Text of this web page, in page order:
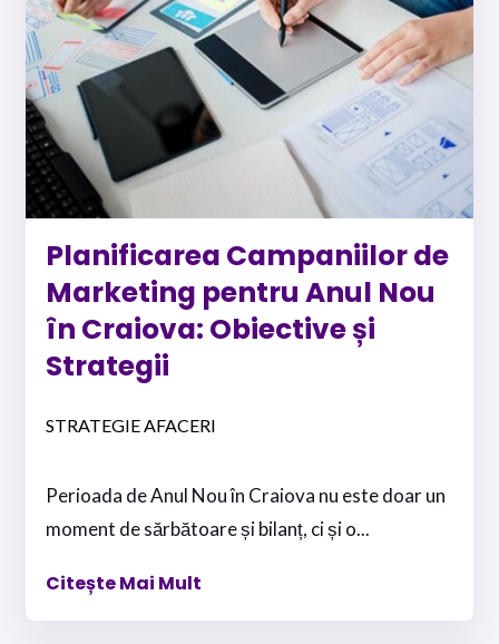
Planificarea Campaniilor de
Marketing pentru Anul Nou
în Craiova: Obiective și
Strategii
STRATEGIE AFACERI
Perioada de Anul Nou în Craiova nu este doar un
moment de sărbătoare și bilanț, ci și o...
Citește Mai Mult